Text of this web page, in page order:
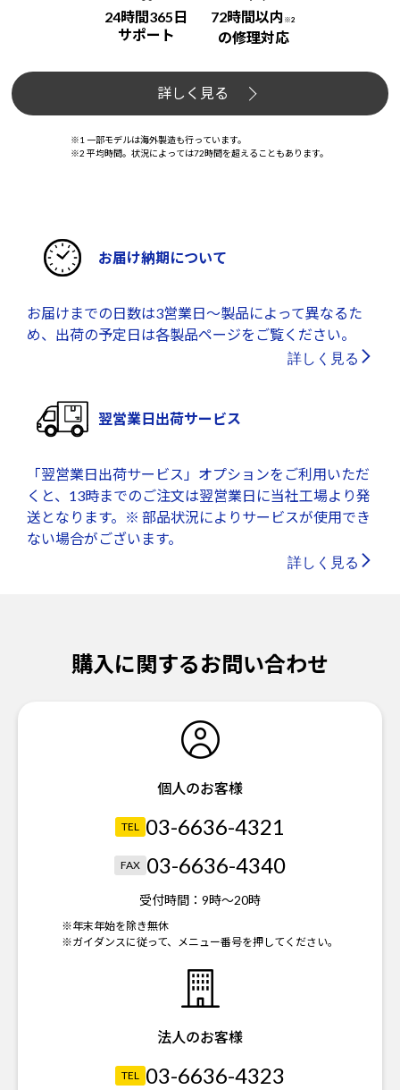
24時間365日
サポート
72時間以内 ※2
の修理対応
詳しく見る
※1 一部モデルは海外製造も行っています。
※2 平均時間。状況によっては72時間を超えることもあります。
お届け納期について
お届けまでの日数は3営業日～製品によって異なるた
め、出荷の予定日は各製品ページをご覧ください。
詳しく見る
翌営業日出荷サービス
「翌営業日出荷サービス」オプションをご利用いただ
くと、13時までのご注文は翌営業日に当社工場より発
送となります。※ 部品状況によりサービスが使用でき
ない場合がございます。
詳しく見る
購入に関するお問い合わせ
個人のお客様
TEL 03-6636-4321
FAX 03-6636-4340
受付時間： 9時～20時
※年末年始を除き無休
※ガイダンスに従って、メニュー番号を押してください。
法人のお客様
TEL 03-6636-4323